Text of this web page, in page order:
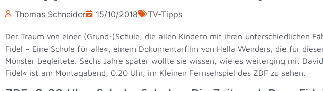
Thomas Schneider 15/10/2018 TV-Tipps
Der Traum von einer (Grund-)Schule, die allen Kindern mit ihren unterschiedlichen
Fidel – Eine Schule für alle«, einem Dokumentarfilm von Hella Wenders, die für
Münster begleitete. Sechs Jahre später wollte sie wissen, wie es weiterging mit
Fidel« ist am Montagabend, 0.20 Uhr, im Kleinen Fernsehspiel des ZDF zu sehen.